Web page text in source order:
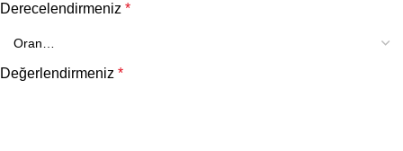
Derecelendirmeniz *
Değerlendirmeniz *